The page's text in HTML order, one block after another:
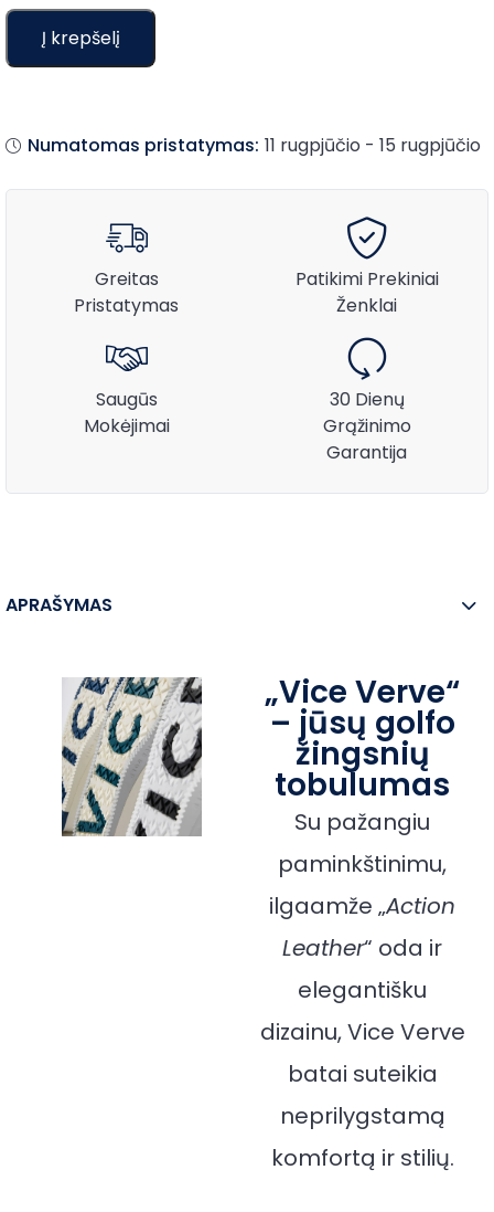
Į krepšelį
Numatomas pristatymas: 11 rugpjūčio - 15 rugpjūčio
Greitas
Pristatymas
Patikimi Prekiniai
Ženklai
Saugūs
Mokėjimai
30 Dienų
Grąžinimo
Garantija
APRAŠYMAS
„Vice Verve“
– jūsų golfo
žingsnių
tobulumas
Su pažangiu
paminkštinimu,
ilgaamže „Action
Leather“ oda ir
elegantišku
dizainu, Vice Verve
batai suteikia
neprilygstamą
komfortą ir stilių.